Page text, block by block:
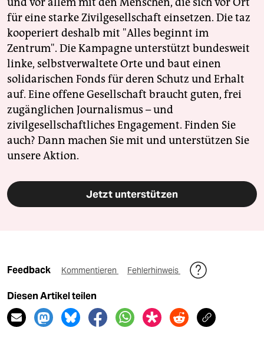
verlag
veranstaltungen
shop
fragen & hilfe
unterstützen
abo
genossenschaft
epaper login
für eine starke Zivilgesellschaft einsetzen. Die taz
kooperiert deshalb mit "Alles beginnt im
Zentrum". Die Kampagne unterstützt bundesweit
linke, selbstverwaltete Orte und baut einen
solidarischen Fonds für deren Schutz und Erhalt
auf. Eine offene Gesellschaft braucht guten, frei
zugänglichen Journalismus – und
zivilgesellschaftliches Engagement. Finden Sie
auch? Dann machen Sie mit und unterstützen Sie
unsere Aktion.
Jetzt unterstützen
Feedback Kommentieren Fehlerhinweis
Diesen Artikel teilen